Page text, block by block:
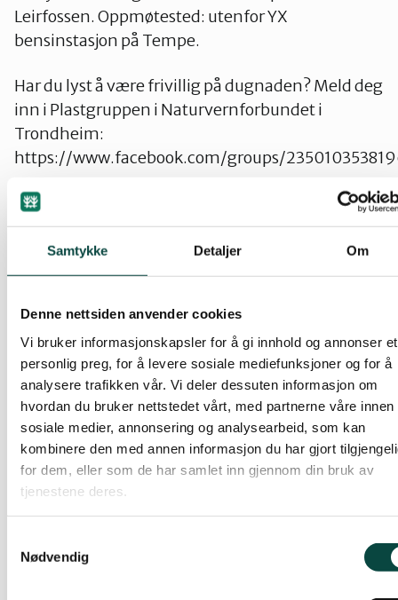
Samtykke Detaljer Om
Denne nettsiden anvender cookies
Vi bruker informasjonskapsler for å gi innhold og annonser et
personlig preg, for å levere sosiale mediefunksjoner og for å
analysere trafikken vår. Vi deler dessuten informasjon om
hvordan du bruker nettstedet vårt, med partnerne våre innen
sosiale medier, annonsering og analysearbeid, som kan
kombinere den med annen informasjon du har gjort
for dem, eller som de har samlet inn gjennom din bruk av
tjenestene deres.
Nødvendig
Selbu og Tydal
Skaun
Steinkjer
Trøndelag
Trondheim
Verdal
Leirfossen. Oppmøtested: utenfor YX
bensinstasjon på Tempe.
Har du lyst å være frivillig på dugnaden? Meld deg
inn i Plastgruppen i Naturvernforbundet i
Trondheim:
https://www.facebook.com/groups/
eller sendt en e-post til prosjektleder, Marina, på
mag@naturvernforbundet.no
Koronainfo:
Naturvernforbundet følger smittevernreglene.
Du skal ikke delta på et arrangement dersom du:
a. Har vært eksponert for eller vært i nærheten av
noen som har fått viruset påvist siste to uker
b. Har feber
c. Har sykdomssymptomer som hoste, vondt i
halsen eller andre influensasymptomer
d. Er i karantene eller isolasjon
Enhver fysisk kontakt mellom deltagere må